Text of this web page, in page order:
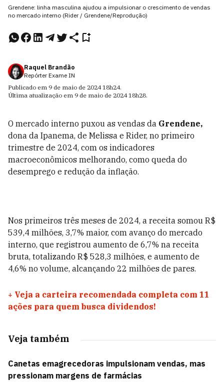
Grendene: linha masculina ajudou a impulsionar o crescimento de vendas
no mercado interno (Rider / Grendene/Reprodução)
Raquel Brandão
Repórter Exame IN
Publicado em 9 de maio de 2024 18h24.
Última atualização em 9 de maio de 2024 18h28.
O mercado interno puxou as vendas da Grendene,
dona da Ipanema, de Melissa e Rider, no primeiro
trimestre de 2024, com os indicadores
macroeconômicos melhorando, como queda do
desemprego e redução da inflação.
Nos primeiros três meses de 2024, a receita somou R$
539,4 milhões, 3,7% maior, com avanço do mercado
interno, que registrou aumento de 6,7% na receita
bruta, totalizando R$ 528,3 milhões, e aumento de
4,6% no volume, alcançando 22 milhões de pares.
+ Veja a carteira recomendada completa com 11
ações para quem busca dividendos!
Veja também
Canetas emagrecedoras impulsionam vendas, mas
pressionam margens de farmácias